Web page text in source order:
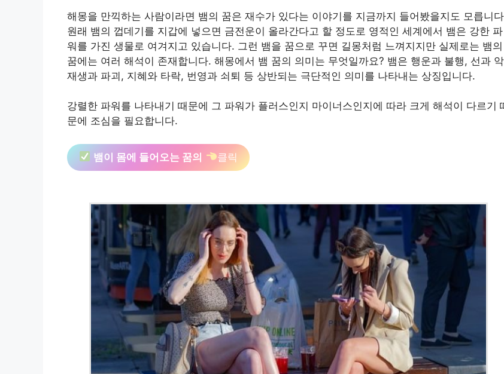
해몽을 만끽하는 사람이라면 뱀의 꿈은 재수가 있다는 이야기를 지금까지 들어봤을지도 모릅니
원래 뱀의 껍데기를 지갑에 넣으면 금전운이 올라간다고 할 정도로 영적인 세계에서 뱀은 강한 파
워를 가진 생물로 여겨지고 있습니다. 그런 뱀을 꿈으로 꾸면 길몽처럼 느껴지지만 실제로는 뱀의
꿈에는 여러 해석이 존재합니다. 해몽에서 뱀 꿈의 의미는 무엇일까요? 뱀은 행운과 불행, 선과
재생과 파괴, 지혜와 타락, 번영과 쇠퇴 등 상반되는 극단적인 의미를 나타내는 상징입니다.
강렬한 파워를 나타내기 때문에 그 파워가 플러스인지 마이너스인지에 따라 크게 해석이 다르기
문에 조심을 필요합니다.
뱀이 몸에 들어오는 꿈의 클릭